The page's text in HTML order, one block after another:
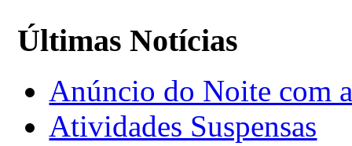
Últimas Notícias
Anúncio do Noite com
Atividades Suspensas